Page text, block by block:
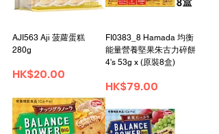
AJI563 Aji 菠蘿蛋糕
280g
Price
HK$20.00
FI0383_8 Hamada 均衡
能量營養堅果朱古力碎餅
4's 53g x (原裝8盒)
Price
HK$79.00